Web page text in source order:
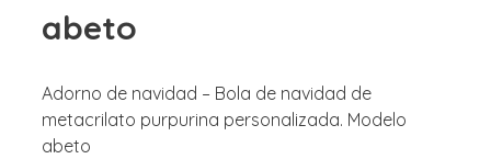
abeto
Adorno de navidad – Bola de navidad de
metacrilato purpurina personalizada. Modelo
abeto